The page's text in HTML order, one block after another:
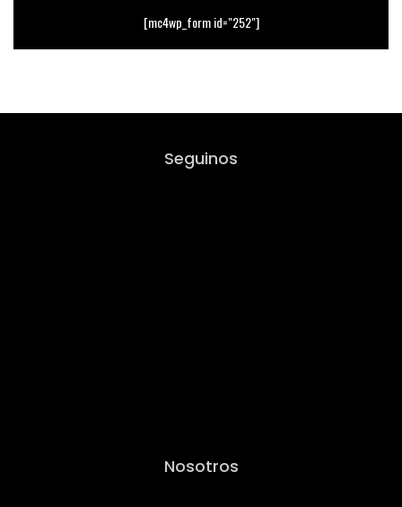
[mc4wp_form id="252"]
Seguinos
Nosotros